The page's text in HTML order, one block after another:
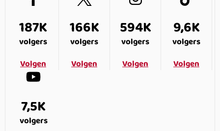
187K
volgers
Volgen
166K
volgers
Volgen
594K
volgers
Volgen
9,6K
volgers
Volgen
7,5K
volgers